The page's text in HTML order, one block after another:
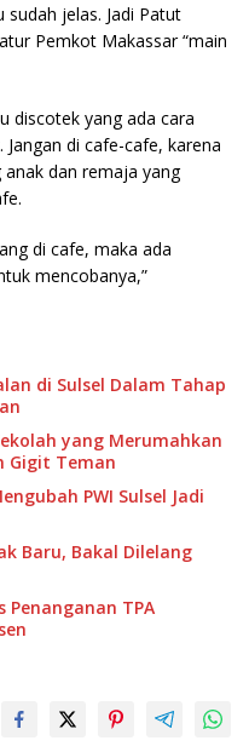
jelas. Jadi Patut
Pemkot Makassar “main
discotek yang ada cara
di cafe-cafe, karena
dan remaja yang
di cafe, maka ada
mencobanya,”
di Sulsel Dalam Tahap
yang Merumahkan
Gigit Teman
PWI Sulsel Jadi
Baru, Bakal Dilelang
Penanganan TPA